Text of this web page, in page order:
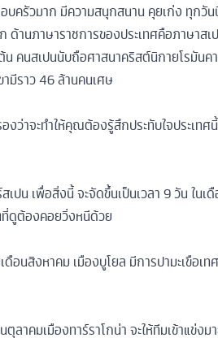
ครัวมาก มีความสนุกสนาน คุยเก่ง ทุกวั
านภาษาราชการของประเทศคือภาษาส
คนสเปนนับถือศาสนาคริสต์นิกายโรมัน
มีราว 46 ล้านคนเศษ
งว่าจะทำให้คุณต้องรู้สึกประทับใจประเท
เปน เพื่อสิ่งนี้ จะจัดขึ้นเป็นเวลา 9 วัน ใ
ที่ดูต้องคอยวิ่งหนีด้วย
นสิงหาคม เมืองบูโยล มีการปามะเขือเ
ลาคมเมืองทาร์ราโกน่า จะให้ทีมเข้าแข่